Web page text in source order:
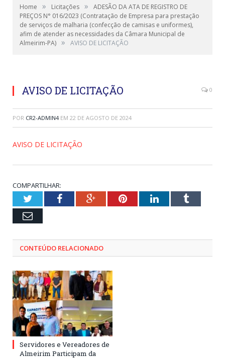
Home » Licitações »
ADESÃO DA ATA DE REGISTRO DE
PREÇOS N° 016/2023 (Contratação de Empresa para prestação
de serviços de malharia (confecção de camisas e uniformes),
afim de atender as necessidades da Câmara Municipal de
Almeirim-PA) » AVISO DE LICITAÇÃO
AVISO DE LICITAÇÃO 0
POR CR2-ADMIN4 EM 22 DE AGOSTO DE 2024
AVISO DE LICITAÇÃO
COMPARTILHAR:
TwitterFacebookGoogle+PinterestLinkedInTumblr
Email
CONTEÚDO RELACIONADO
Servidores e Vereadores de
Almeirim Participam da